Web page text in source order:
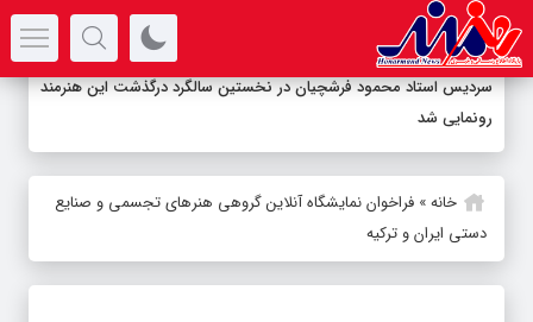
-
خانه»فراخوان نمایشگاه آنلاین گروهی هنرهای تجسمی و صنایع
دستی ایران و ترکیه